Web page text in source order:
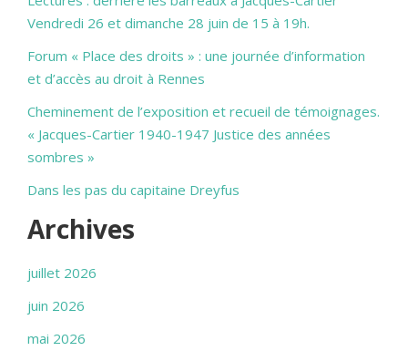
Vendredi 26 et dimanche 28 juin de 15 à 19h.
Forum « Place des droits » : une journée d’information
et d’accès au droit à Rennes
Cheminement de l’exposition et recueil de témoignages.
« Jacques-Cartier 1940-1947 Justice des années
sombres »
Dans les pas du capitaine Dreyfus
Archives
juillet 2026
juin 2026
mai 2026